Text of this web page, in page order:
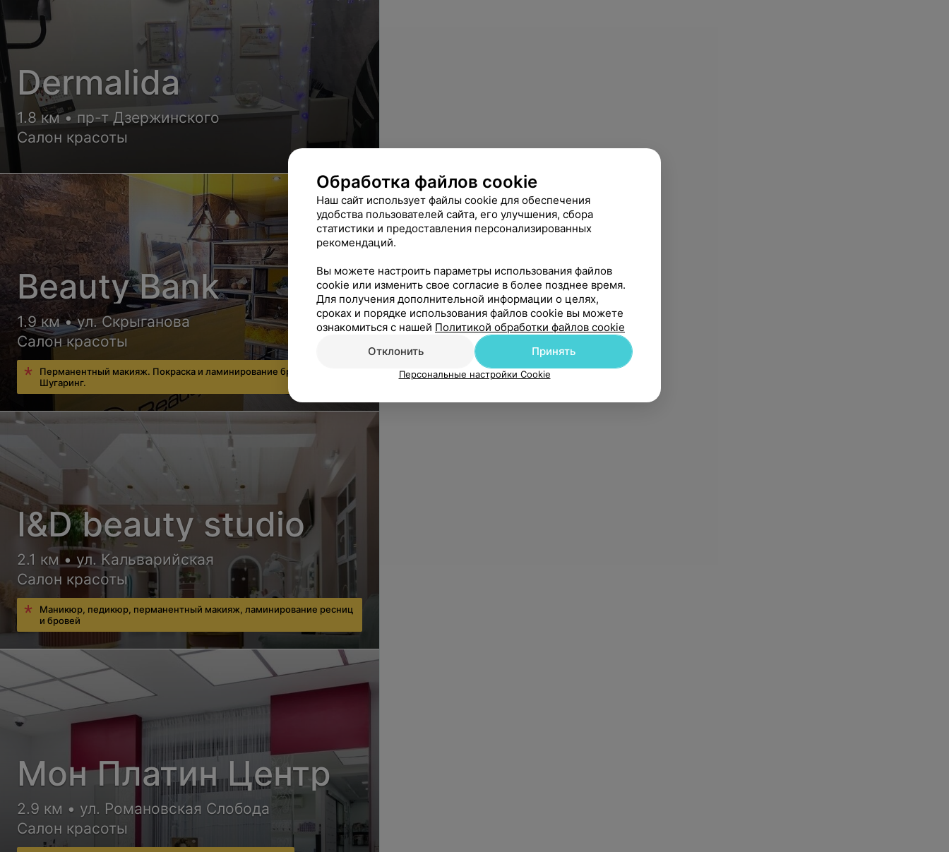
Dermalida
1.8 км • пр-т Дзержинского
Салон красоты
Beauty Bank
1.9 км • ул. Скрыганова
Салон красоты
Перманентный макияж. Покраска и ламинирование бровей.
Шугаринг.
I&D beauty studio
2.1 км • ул. Кальварийская
Салон красоты
Маникюр, педикюр, перманентный макияж, ламинирование ресниц
и бровей
Мон Платин Центр
2.9 км • ул. Романовская Слобода
Салон красоты
Обработка файлов cookie
Наш сайт использует файлы cookie для обеспечения
удобства пользователей сайта, его улучшения, сбора
статистики и предоставления персонализированных
рекомендаций.
Вы можете настроить параметры использования файлов
cookie или изменить свое согласие в более позднее время.
Для получения дополнительной информации о целях,
сроках и порядке использования файлов cookie вы можете
ознакомиться с нашей Политикой обработки файлов cookie
Отклонить
Принять
Персональные настройки Cookie